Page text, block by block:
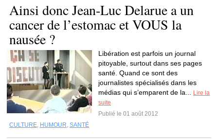
Ainsi donc Jean-Luc Delarue a un
cancer de l’estomac et VOUS la
nausée ?
Libération est parfois un journal
pitoyable, surtout dans ses pages
santé. Quand ce sont des
journalistes spécialisés dans les
médias qui s’emparent de la...
Lire la
suite
Publié le 01 août 2012
CULTURE, HUMOUR, SANTÉ